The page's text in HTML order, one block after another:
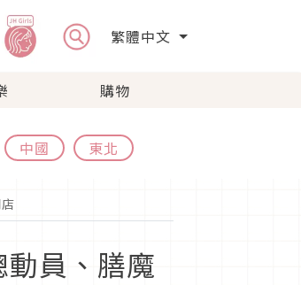
繁體中文
購物
中國 東北
員、膳魔